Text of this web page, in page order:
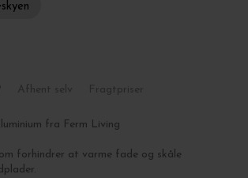
fra Ferm Living
forhindrer at varme fade og skåle